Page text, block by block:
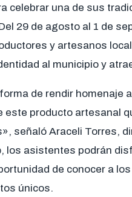
celebrar una de sus
29 de agosto al 1 de
y artesanos
al municipio y
de rendir homenaje
este producto artesanal
señaló Araceli Torres,
los asistentes podrán
de conocer a
únicos.